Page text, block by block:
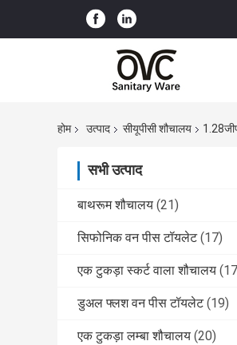
होम उत्पाद सीयूपीसी शौचालय
सभी उत्पाद
बाथरूम शौचालय (21)
सिफोनिक वन पीस टॉयलेट (17)
एक टुकड़ा स्कर्ट वाला शौचालय
डुअल फ्लश वन पीस टॉयलेट (19)
एक टुकड़ा लम्बा शौचालय (20)